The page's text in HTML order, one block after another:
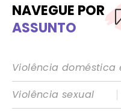
NAVEGUE POR
ASSUNTO
Violência doméstica
Violência sexual
|